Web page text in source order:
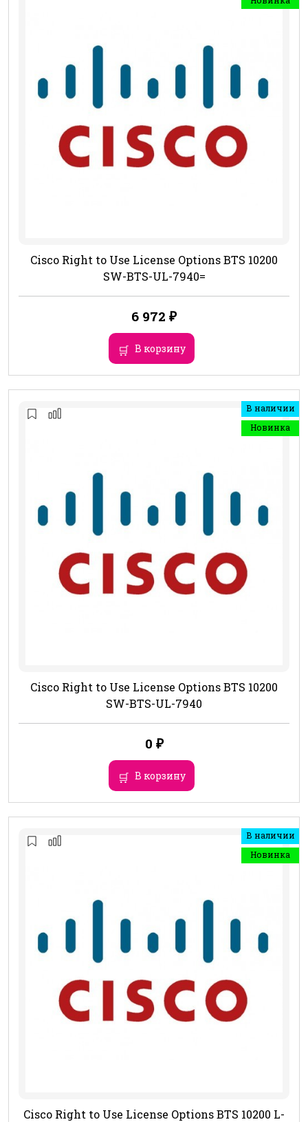
Cisco Right to Use License Options BTS 10200
SW-BTS-UL-7940=
6 972 ₽
В корзину
В наличии
Новинка
Cisco Right to Use License Options BTS 10200
SW-BTS-UL-7940
0 ₽
В корзину
В наличии
Новинка
Cisco Right to Use License Options BTS 10200 L-